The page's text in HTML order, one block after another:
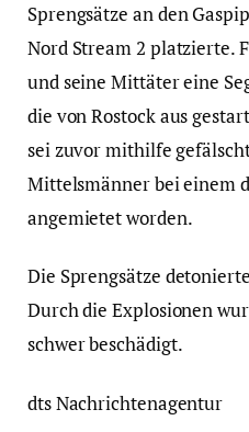
Sprengsätze an den
Nord Stream 2 platzierte.
und seine Mittäter eine
die von Rostock aus
sei zuvor mithilfe
Mittelsmänner bei einem
angemietet worden.
Die Sprengsätze
Durch die Explosionen
schwer beschädigt.
dts Nachrichtenagentur